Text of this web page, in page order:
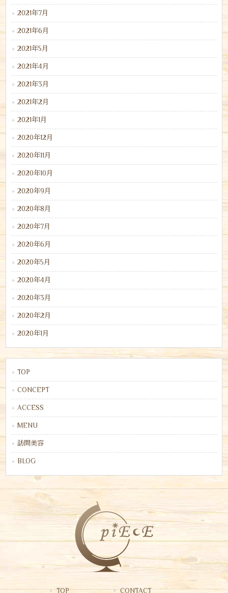
2021年7月
2021年6月
2021年5月
2021年4月
2021年3月
2021年2月
2021年1月
2020年12月
2020年11月
2020年10月
2020年9月
2020年8月
2020年7月
2020年6月
2020年5月
2020年4月
2020年3月
2020年2月
2020年1月
TOP
CONCEPT
ACCESS
MENU
訪問美容
BLOG
TOP CONTACT